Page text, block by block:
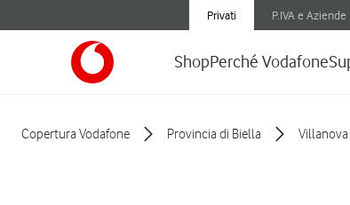
Privati P.IVA e Aziende
ShopPerché Vodafone
Copertura Vodafone Provincia di Biella